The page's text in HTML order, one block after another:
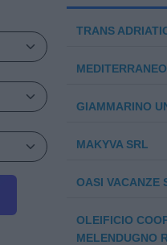
TRANS
GIAMMARINO
MAKYVA SRL
OASI VACANZE
OLEIFICIO
MELENDUGNO